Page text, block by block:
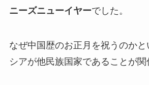
ニーズニューイヤーでした。
なぜ中国歴のお正月を祝うのか
シアが他民族国家であることが関